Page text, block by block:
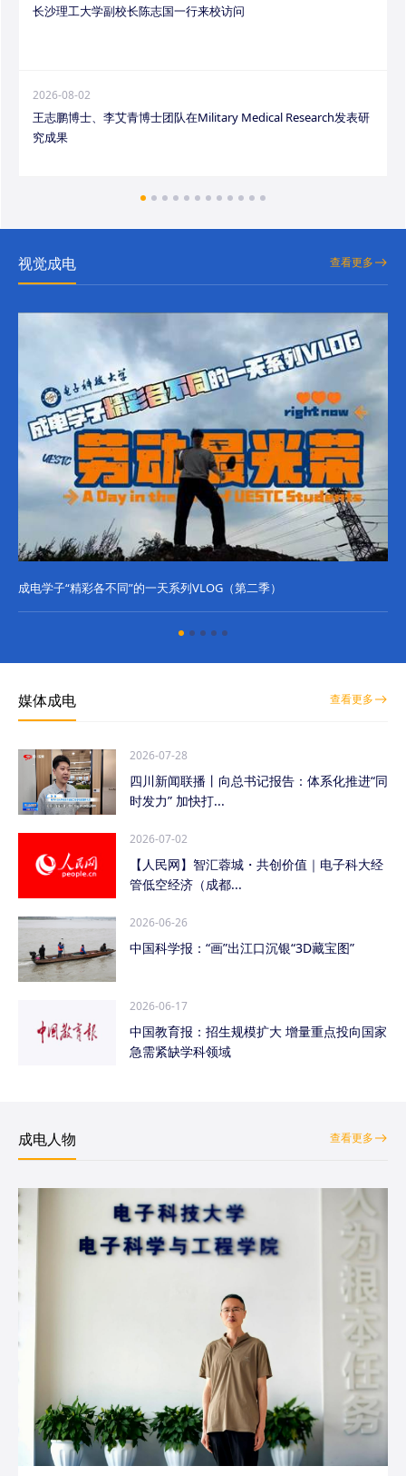
长沙理工大学副校长陈志国一行来校访问
2026-08-02
王志鹏博士、李艾青博士团队在Military Medical Research发表研
究成果
视觉成电 查看更多
成电学子“精彩各不同”的一天系列VLOG（第二季）
媒体成电 查看更多
2026-07-28
四川新闻联播丨向总书记报告：体系化推进“同
时发力” 加快打...
2026-07-02
【人民网】智汇蓉城・共创价值｜电子科大经
管低空经济（成都...
2026-06-26
中国科学报：“画”出江口沉银“3D藏宝图”
2026-06-17
中国教育报：招生规模扩大 增量重点投向国家
急需紧缺学科领域
成电人物 查看更多